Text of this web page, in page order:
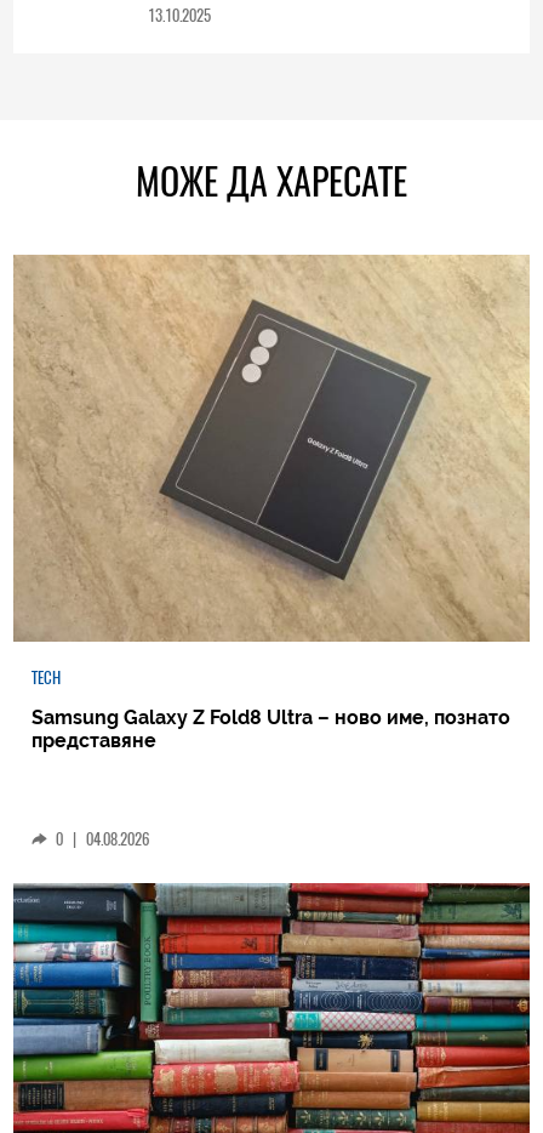
13.10.2025
МОЖЕ ДА ХАРЕСАТЕ
TECH
Samsung Galaxy Z Fold8 Ultra – ново име, познато
представяне
0 | 04.08.2026